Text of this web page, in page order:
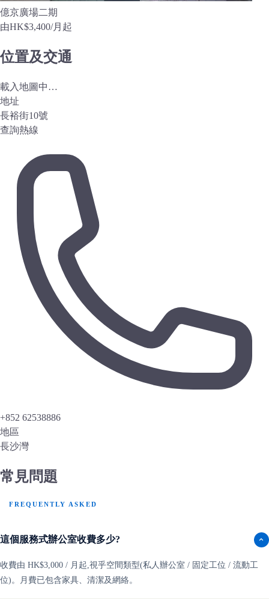
億京廣場二期
由HK$3,400/月起
位置及交通
載入地圖中…
地址
長裕街10號
查詢熱線
+852 62538886
地區
長沙灣
常見問題
FREQUENTLY ASKED
這個服務式辦公室收費多少?
收費由 HK$3,000 / 月起,視乎空間類型(私人辦公室 / 固定工位 / 流動工
位)。月費已包含家具、清潔及網絡。